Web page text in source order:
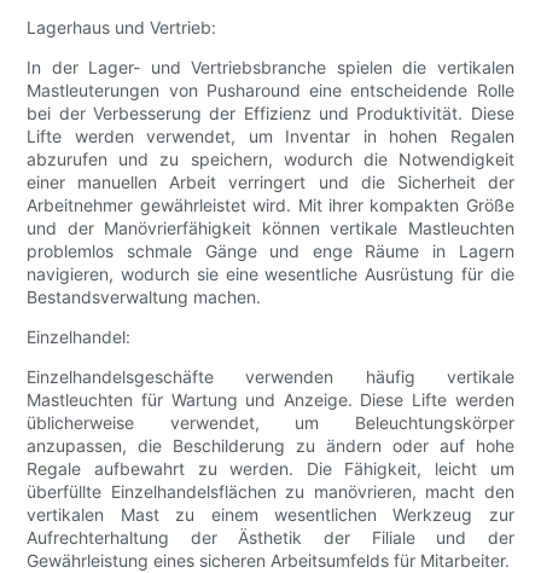
Lagerhaus und Vertrieb:
In der Lager- und Vertriebsbranche spielen die vertikalen
Mastleuterungen von Pusharound eine entscheidende Rolle
bei der Verbesserung der Effizienz und Produktivität. Diese
Lifte werden verwendet, um Inventar in hohen Regalen
abzurufen und zu speichern, wodurch die Notwendigkeit
einer manuellen Arbeit verringert und die Sicherheit der
Arbeitnehmer gewährleistet wird. Mit ihrer kompakten Größe
und der Manövrierfähigkeit können vertikale Mastleuchten
problemlos schmale Gänge und enge Räume in Lagern
navigieren, wodurch sie eine wesentliche Ausrüstung für die
Bestandsverwaltung machen.
Einzelhandel:
Einzelhandelsgeschäfte verwenden häufig vertikale
Mastleuchten für Wartung und Anzeige. Diese Lifte werden
üblicherweise verwendet, um Beleuchtungskörper
anzupassen, die Beschilderung zu ändern oder auf hohe
Regale aufbewahrt zu werden. Die Fähigkeit, leicht um
überfüllte Einzelhandelsflächen zu manövrieren, macht den
vertikalen Mast zu einem wesentlichen Werkzeug zur
Aufrechterhaltung der Ästhetik der Filiale und der
Gewährleistung eines sicheren Arbeitsumfelds für Mitarbeiter.